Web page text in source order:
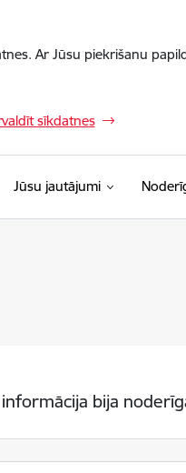
Ar Jūsu piekrišanu
sīkdatnes
Jūsu jautājumi
bija